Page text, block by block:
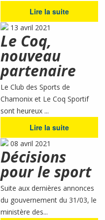
Lire la suite
13 avril 2021
Le Coq,
nouveau
partenaire
Le Club des Sports de
Chamonix et Le Coq Sportif
sont heureux ...
Lire la suite
08 avril 2021
Décisions
pour le sport
Suite aux dernières annonces
du gouvernement du 31/03, le
ministère des...